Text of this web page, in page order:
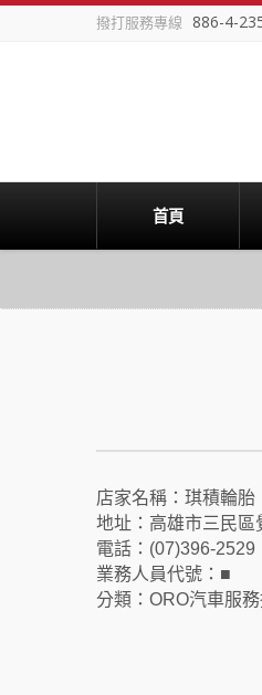
撥打服務專線 886-4-
首頁
店家名稱：琪積輪胎
地址：高雄市三民區
電話：(07)396-2529
業務人員代號：■
分類：ORO汽車服